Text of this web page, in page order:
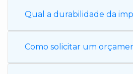
Qual a durabilidade da
Como solicitar um